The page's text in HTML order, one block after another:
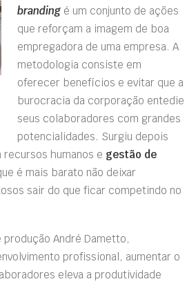
branding é um conjunto de ações
que reforçam a imagem de boa
empregadora de uma empresa. A
metodologia consiste em
oferecer benefícios e evitar que a
burocracia da corporação entedie
seus colaboradores com grandes
potencialidades. Surgiu depois
humanos e gestão de
é mais barato não deixar
sair do que ficar competindo no
produção André Dametto,
profissional, aumentar o
eleva a produtividade